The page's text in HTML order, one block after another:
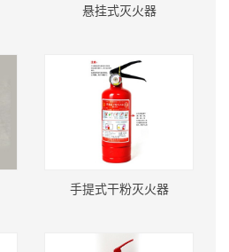
悬挂式灭火器
手提式干粉灭火器